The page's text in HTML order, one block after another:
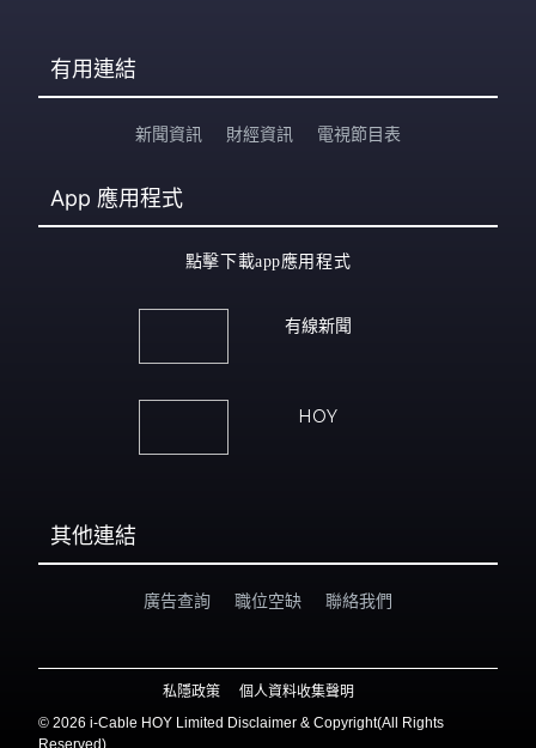
有用連結
新聞資訊 財經資訊 電視節目表
App 應用程式
點擊下載app應用程式
有線新聞
HOY
其他連結
廣告查詢 職位空缺 聯絡我們
私隱政策
個人資料收集聲明
© 2026 i-Cable HOY Limited Disclaimer & Copyright(All Rights
Reserved)